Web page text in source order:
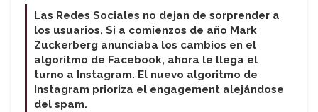
Las Redes Sociales no dejan de sorprender a
los usuarios. Si a comienzos de año Mark
Zuckerberg anunciaba los cambios en el
algoritmo de Facebook, ahora le llega el
turno a Instagram. El nuevo algoritmo de
Instagram prioriza el engagement alejándose
del spam.